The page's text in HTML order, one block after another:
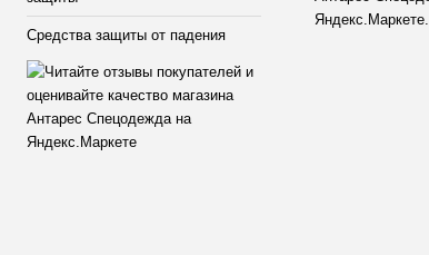
Средства защиты от падения